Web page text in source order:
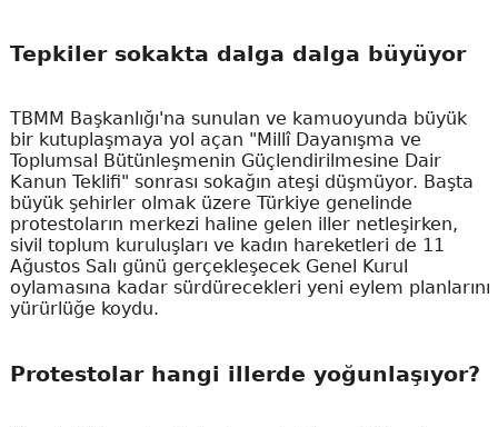
Tepkiler sokakta dalga dalga büyüyor
TBMM Başkanlığı'na sunulan ve kamuoyunda büyük
bir kutuplaşmaya yol açan "Millî Dayanışma ve
Toplumsal Bütünleşmenin Güçlendirilmesine Dair
Kanun Teklifi" sonrası sokağın ateşi düşmüyor. Başta
büyük şehirler olmak üzere Türkiye genelinde
protestoların merkezi haline gelen iller netleşirken,
sivil toplum kuruluşları ve kadın hareketleri de 11
Ağustos Salı günü gerçekleşecek Genel Kurul
oylamasına kadar sürdürecekleri yeni eylem planlarını
yürürlüğe koydu.
Protestolar hangi illerde yoğunlaşıyor?